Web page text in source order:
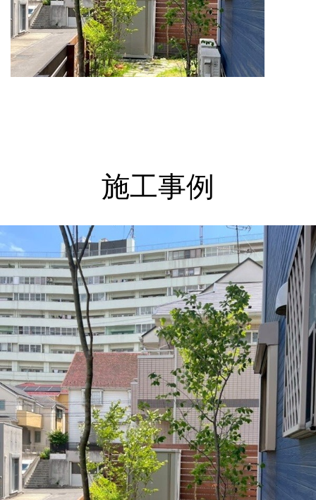
上記をクリックしてください。
神奈川県横浜市 外構・ガーデンリフォームで使い勝手
良く お気に入りの場所に ビフォーアフター Ｓ様邸
庭にウッドフェンスとタイルテラスを新たにつくり、山
採り雑木で木陰・木漏れ日のあるもうひとつのリビング
に。
２０２６年 夏季休暇について
施工事例